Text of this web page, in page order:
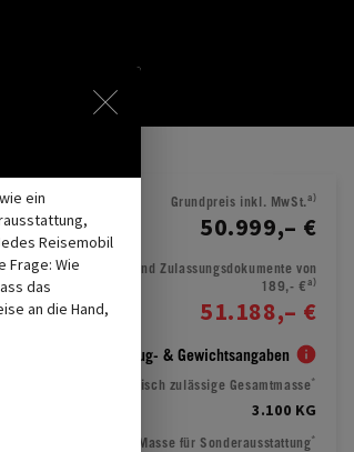
Grundpreis inkl. MwSt.a)
50.999,– €
inkl. MwSt. und Zulassungsdokumente von
189,- €a)
51.188,– €
Wichtige Fahrzeug- & Gewichtsangaben
3.100 KG
Technisch zulässige Gesamtmasse*
festgelegte Masse für Sonderausstattung*
im Overlay
ein
Reisemobil
Frage: Wie
das
an die Hand,